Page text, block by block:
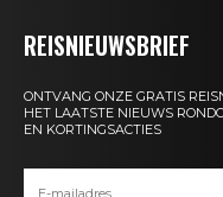
REISNIEUWSBRIEF
ONTVANG ONZE GRATIS
HET LAATSTE NIEUWS
EN KORTINGSACTIES